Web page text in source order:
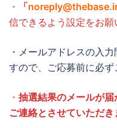
・ 「
信できるよう設定をお願
・メールアドレスの入
すので、ご応募前に必ず
・ 抽選結果のメールが
ご連絡とさせていただき